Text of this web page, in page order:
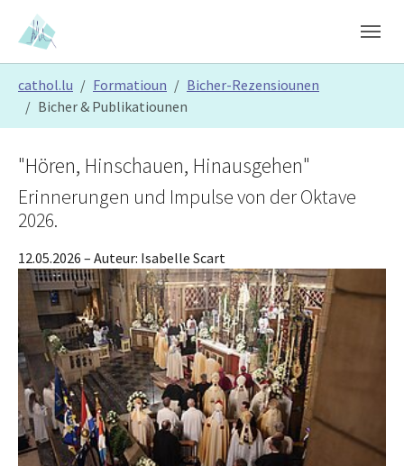
Skip to main content
Skip to page footer
cathol.lu Formatioun
Bicher-Rezensiounen
Bicher & Publikatiounen
"Hören, Hinschauen, Hinausgehen"
Erinnerungen und Impulse von der Oktave
2026.
12.05.2026 – Auteur: Isabelle Scart